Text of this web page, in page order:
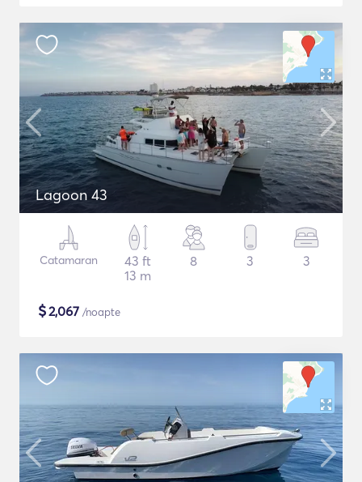
Lagoon 43
Catamaran
43 ft
13 m
8 3 3
$2,067 /noapte